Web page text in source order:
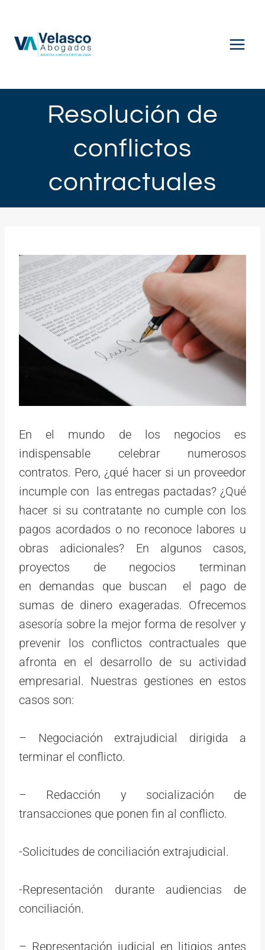
contenido
Resolución de
conflictos
contractuales
En el mundo de los negocios es
indispensable celebrar numerosos
contratos. Pero, ¿qué hacer si un proveedor
incumple con las entregas pactadas? ¿Qué
hacer si su contratante no cumple con los
pagos acordados o no reconoce labores u
obras adicionales? En algunos casos,
proyectos de negocios terminan
en demandas que buscan el pago de
sumas de dinero exageradas. Ofrecemos
asesoría sobre la mejor forma de resolver y
prevenir los conflictos contractuales que
afronta en el desarrollo de su actividad
empresarial. Nuestras gestiones en estos
casos son:
– Negociación extrajudicial dirigida a
terminar el conflicto.
– Redacción y socialización de
transacciones que ponen fin al conflicto.
-Solicitudes de conciliación extrajudicial.
-Representación durante audiencias de
conciliación.
– Representación judicial en litigios antes